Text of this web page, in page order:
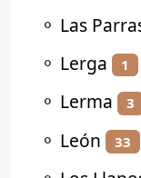
⚬ Las
⚬ Lerga 1
⚬ Lerma 3
⚬ León 33